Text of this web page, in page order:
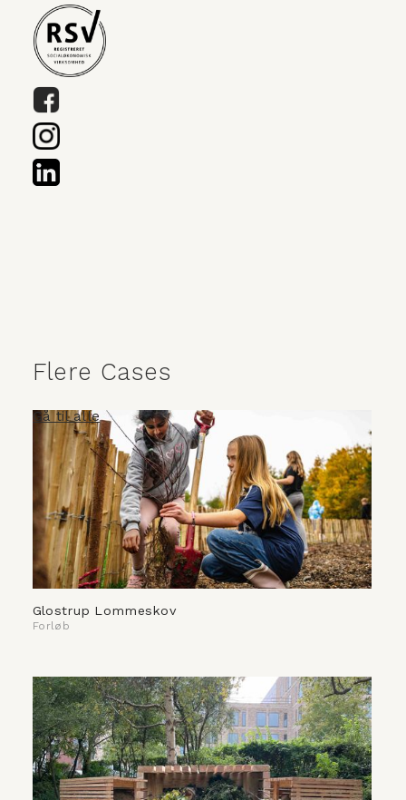
Flere Cases
Glostrup Lommeskov
Forløb
Gå til alle